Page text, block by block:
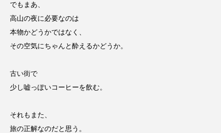
でもまあ、
高山の夜に必要なのは
本物かどうかではなく、
その空気にちゃんと酔えるかどうか。
古い街で
少し嘘っぽいコーヒーを飲む。
それもまた、
旅の正解なのだと思う。